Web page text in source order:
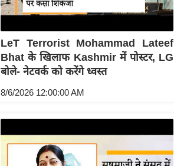
LeT Terrorist Mohammad Lateef
Bhat के खिलाफ Kashmir में पोस्टर, LG
बोले- नेटवर्क को करेंगे ध्वस्त
8/6/2026 12:00:00 AM